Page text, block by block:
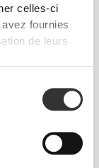
celles-ci
fournies
de leurs
plus
place.